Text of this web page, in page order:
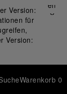
Version:
für
Version:
Schließen
✕
Warenkorb 0